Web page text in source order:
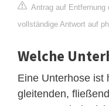
Antrag auf Entfernung
vollständige Antwort auf
Welche
Eine Unterhose ist
gleitenden,